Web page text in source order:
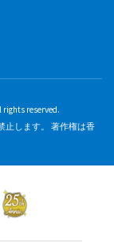
reserved.
止します。 著作権は香